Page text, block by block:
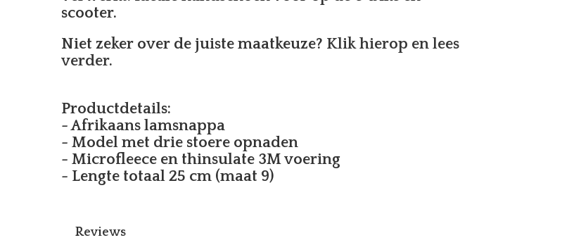
scooter.
Niet zeker over de juiste maatkeuze? Klik hierop en lees
verder.
Productdetails:
- Afrikaans lamsnappa
- Model met drie stoere opnaden
- Microfleece en thinsulate 3M voering
- Lengte totaal 25 cm (maat 9)
Reviews